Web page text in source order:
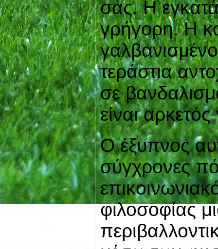
σας. Η
γρήγορη. Η
τεράστια
σε
είναι
​Ο έξυπνος
σύγχρονες
φιλοσοφίας